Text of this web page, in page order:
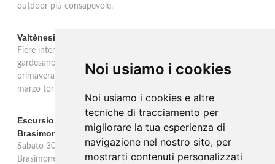
Noi usiamo i cookies
Noi usiamo i cookies e altre
tecniche di tracciamento per
migliorare la tua esperienza di
navigazione nel nostro sito, per
mostrarti contenuti personalizzati
outdoor più consapevole.
Valtènesi: una primavera di eventi tra rosé e Lago di Garda
Fiere internazionali, eventi sul territorio e racconto del rosé
gardesano. Il Consorzio Valtènesi presenta il calendario della
primavera 2026 sulla sponda bresciana del Lago di Garda. Il 23
marzo torna La Prima del Valtènesi per stampa e operatori.
Escursione con appostamento ai Laghi di Suviana e
Brasimone: caccia fotografica alla fauna
Sabato 30 agosto escursione speciale ai Laghi di Suviana e
Brasimone dalle 17 alle 23 per osservare cervi, volpi, lepri e lupi.